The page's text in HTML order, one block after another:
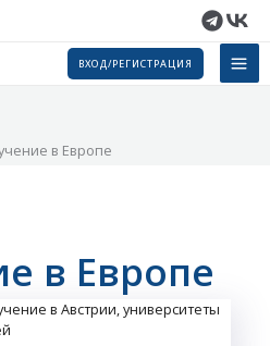
ВХОД/РЕГИСТРАЦИЯ
в Европе
в Европе